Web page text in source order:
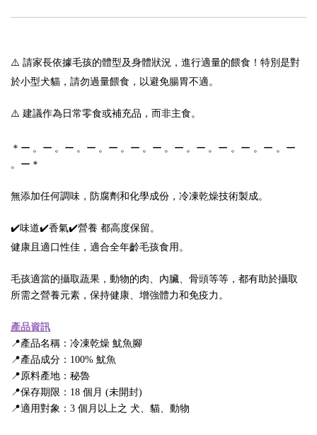
⚠️ 請家長依據毛孩的體型及身體狀況，進行適量的餵食！特別是對
於小型犬貓，請勿過量餵食，以避免腸胃不適。
⚠️ 建議作為日常零食或補充品，而非主食。
＊ー 。ー 。ー 。ー 。ー 。ー 。ー 。ー 。ー 。 ー 。ー 。ー 。ー
。 ー ＊
無添加任何調味，防腐劑和化學成份， 冷凍乾燥技術製成。
✔️味道✔️香氣✔️營養 都高度保留。
健康且適口性佳，適合全年齡毛孩食用。
毛孩適當的攝取蔬果，動物的肉、內臟、骨頭等等，都有助於攝取
所需之營養元素，保持健康、增強體力和免疫力。
產品資訊
📍產品名稱：冷凍乾燥 魷魚腳
📍產品成分：100% 魷魚
📍原料產地：秘魯
📍保存期限：18 個月 (未開封)
📍適用對象：3 個月以上之 犬、貓、動物